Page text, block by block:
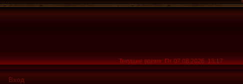
Текущее время: Пт 07.08.2026, 13:17
Вход